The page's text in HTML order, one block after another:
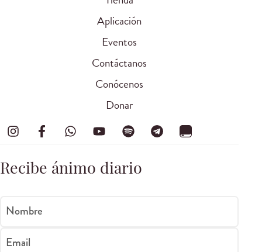
Aplicación
Eventos
Contáctanos
Conócenos
Donar
Recibe ánimo diario
Nombre
Email